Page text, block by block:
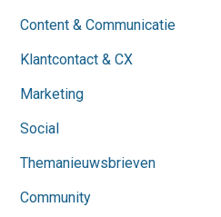
Content & Communicatie
Klantcontact & CX
Marketing
Social
Themanieuwsbrieven
Community